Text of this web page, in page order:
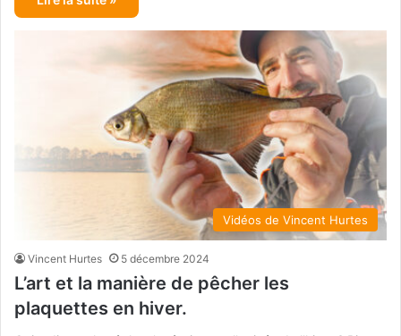
Vidéos de Vincent Hurtes
Vincent Hurtes 5 décembre 2024
L’art et la manière de pêcher les
plaquettes en hiver.